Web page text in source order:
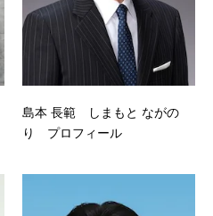
島本 長範 しまもと ながの
り プロフィール